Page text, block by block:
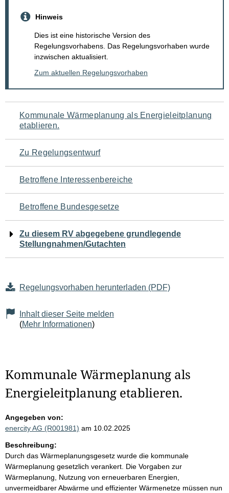
Hinweis
Dies ist eine historische Version des
Regelungsvorhabens. Das Regelungsvorhaben wurde
inzwischen aktualisiert.
Zum aktuellen Regelungsvorhaben
Navigation
für
den
Seiteninhalt
Kommunale Wärmeplanung als Energieleitplanung
etablieren.
Zu Regelungsentwurf
Betroffene Interessenbereiche
Betroffene Bundesgesetze
Zu diesem RV abgegebene grundlegende
Stellungnahmen/Gutachten
Regelungsvorhaben herunterladen (PDF)
Inhalt dieser Seite melden
(Mehr Informationen)
Kommunale Wärmeplanung als
Energieleitplanung etablieren.
Angegeben von:
enercity AG (R001981) am 10.02.2025
Beschreibung:
Durch das Wärmeplanungsgesetz wurde die kommunale
Wärmeplanung gesetzlich verankert. Die Vorgaben zur
Wärmeplanung, Nutzung von erneuerbaren Energien,
unvermeidbarer Abwärme und effizienter Wärmenetze müssen nun